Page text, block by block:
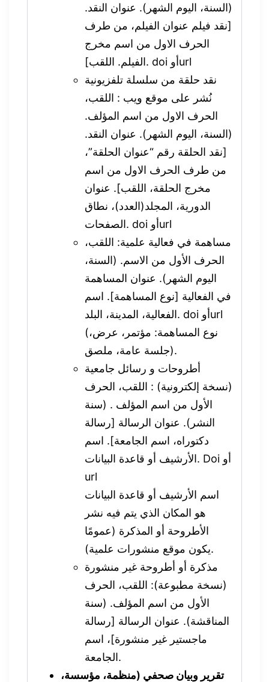
(السنة، اليوم الشهر). عنوان النقد.
[نقد فيلم عنوان الفيلم، من طرف
الحرف الاول من اسم مخرج
الفيلم. اللقب]. doi أوurl
نقد حلقة من سلسلة تلفزيونية
نُشر على موقع ويب : اللقب،
الحرف الاول من اسم المؤلف.
(السنة، اليوم الشهر). عنوان النقد.
[نقد الحلقة رقم “عنوان الحلقة”،
من طرف الحرف الاول من اسم
مخرج الحلقة، اللقب]. عنوان
الدورية، المجلد(العدد)، نطاق
الصفحات. doi أوurl
مساهمة في فعالية علمية: اللقب،
الحرف الأول من الاسم. (السنة،
اليوم الشهر). عنوان المساهمة
في الفعالية [نوع المساهمة]. اسم
الفعالية، المدينة، البلد. doi أوurl
(نوع المساهمة: مؤتمر، عرض،
جلسة عامة، ملصق).
أطروحات و رسائل جامعية
(نسخة إلكترونية) : اللقب، الحرف
الأول من اسم المؤلف . (سنة
النشر). عنوان الرسالة [رسالة
دكتوراه، اسم الجامعة]. اسم
الأرشيف أو قاعدة البيانات. Doi أو
url
اسم الأرشيف أو قاعدة البيانات
هو المكان الذي يتم فيه نشر
الأطروحة أو المذكرة (عمومًا
يكون موقع منشورات علمية).
مذكرة أو أطروحة غير منشورة
(نسخة مطبوعة): اللقب، الحرف
الأول من اسم المؤلف. (سنة
المناقشة). عنوان الرسالة [رسالة
ماجستير غير منشورة]، اسم
الجامعة.
تقرير وبيان صحفي (منظمة، مؤسسة،